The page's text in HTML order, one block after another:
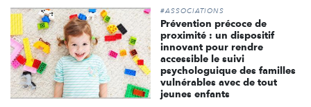
#ASSOCIATIONS
Prévention précoce de
proximité : un dispositif
innovant pour rendre
accessible le suivi
psychologuique des familles
vulnérables avec de tout
jeunes enfants